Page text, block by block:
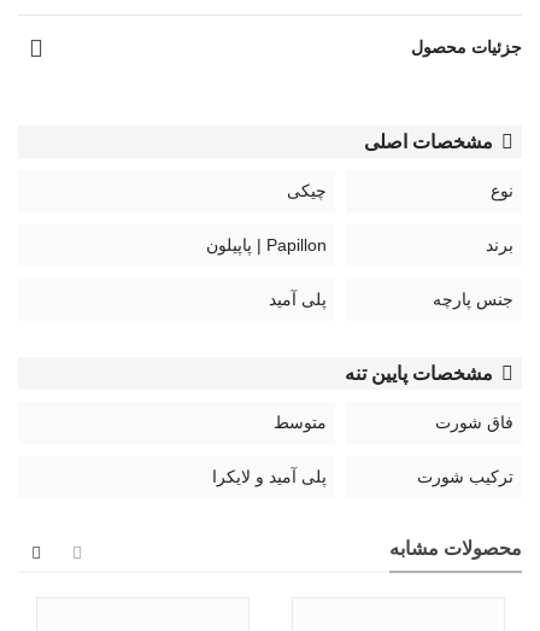
712
جزئیات محصول
مشخصات اصلی
نوع چیکی
برند Papillon | پاپیلون
جنس پارچه پلی آمید
مشخصات پایین تنه
فاق شورت متوسط
ترکیب شورت پلی آمید و لایکرا
محصولات مشابه